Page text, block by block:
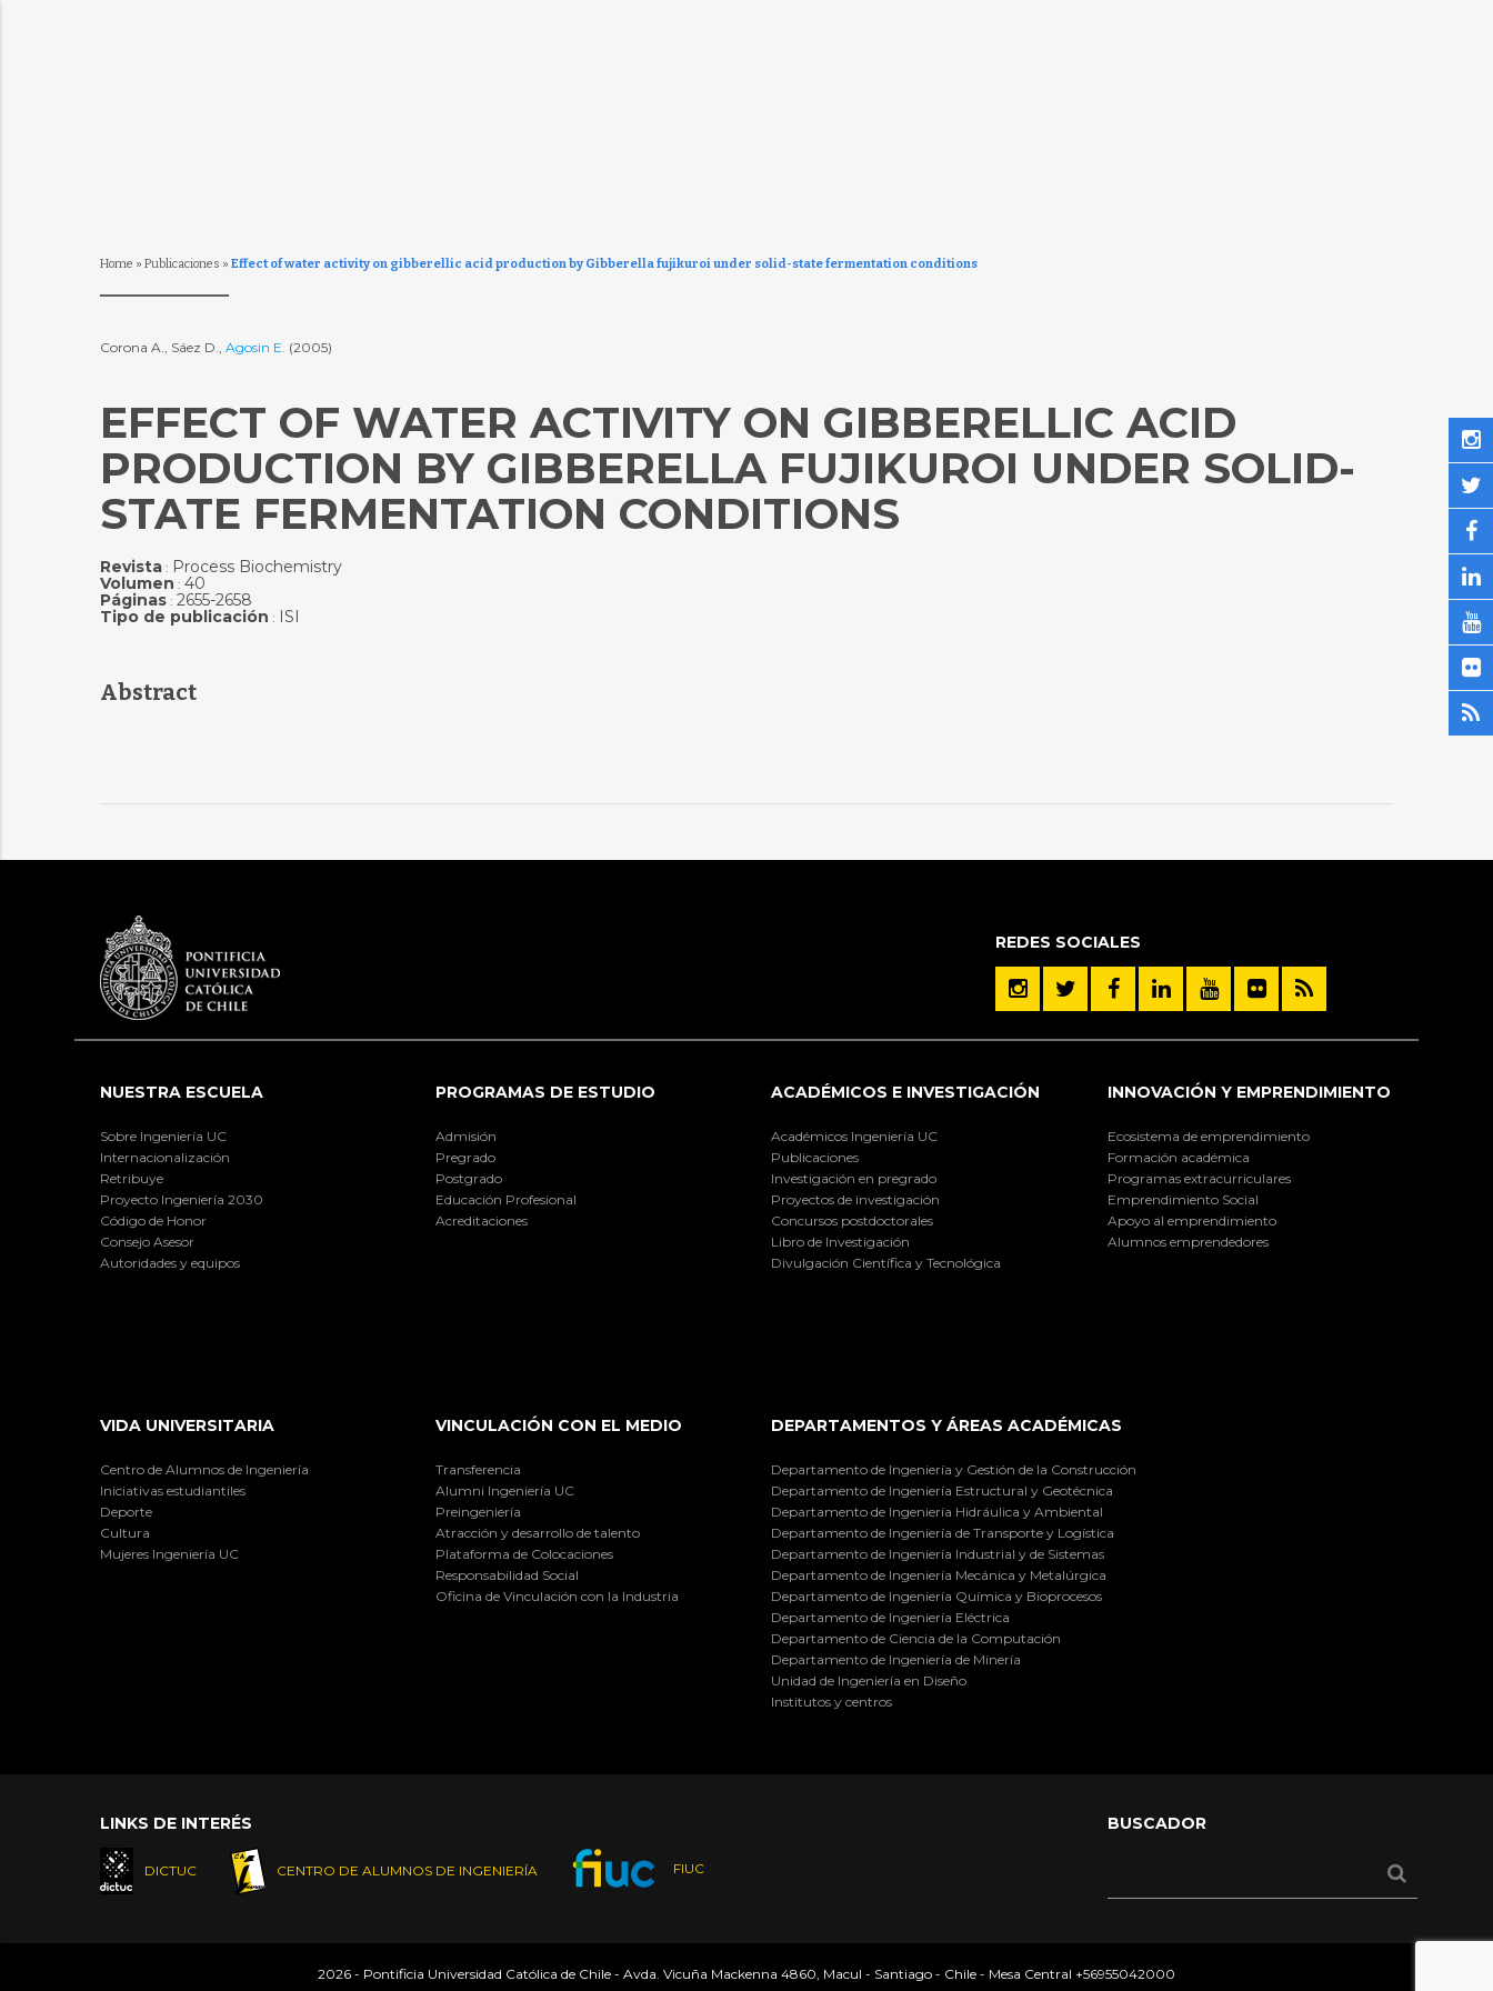
Home » Publicaciones » Effect of water activity on gibberellic acid production by Gibberella fujikuroi under solid-state fermentation conditions
Corona A., Sáez D., Agosin E. (2005)
EFFECT OF WATER ACTIVITY ON GIBBERELLIC ACID
PRODUCTION BY GIBBERELLA FUJIKUROI UNDER SOLID-
STATE FERMENTATION CONDITIONS
Revista: Process Biochemistry
Volumen : 40
Páginas: 2655-2658
Tipo de publicación : ISI
Abstract
REDES SOCIALES
NUESTRA ESCUELA
Sobre Ingeniería UC
Internacionalización
Retribuye
Proyecto Ingeniería 2030
Código de Honor
Consejo Asesor
Autoridades y equipos
PROGRAMAS DE ESTUDIO
Admisión
Pregrado
Postgrado
Educación Profesional
Acreditaciones
ACADÉMICOS E INVESTIGACIÓN
Académicos Ingeniería UC
Publicaciones
Investigación en pregrado
Proyectos de investigación
Concursos postdoctorales
Libro de Investigación
Divulgación Científica y Tecnológica
INNOVACIÓN Y EMPRENDIMIENTO
Ecosistema de emprendimiento
Formación académica
Programas extracurriculares
Emprendimiento Social
Apoyo al emprendimiento
Alumnos emprendedores
VIDA UNIVERSITARIA
Centro de Alumnos de Ingeniería
Iniciativas estudiantiles
Deporte
Cultura
Mujeres Ingeniería UC
VINCULACIÓN CON EL MEDIO
Transferencia
Alumni Ingeniería UC
Preingeniería
Atracción y desarrollo de talento
Plataforma de Colocaciones
Responsabilidad Social
Oficina de Vinculación con la Industria
DEPARTAMENTOS Y ÁREAS ACADÉMICAS
Departamento de Ingeniería y Gestión de la Construcción
Departamento de Ingeniería Estructural y Geotécnica
Departamento de Ingeniería Hidráulica y Ambiental
Departamento de Ingeniería de Transporte y Logística
Departamento de Ingeniería Industrial y de Sistemas
Departamento de Ingeniería Mecánica y Metalúrgica
Departamento de Ingeniería Química y Bioprocesos
Departamento de Ingeniería Eléctrica
Departamento de Ciencia de la Computación
Departamento de Ingeniería de Minería
Unidad de Ingeniería en Diseño
Institutos y centros
LINKS DE INTERÉS
DICTUC CENTRO DE ALUMNOS DE INGENIERÍA FIUC
BUSCADOR
2026 - Pontificia Universidad Católica de Chile - Avda. Vicuña Mackenna 4860, Macul - Santiago - Chile - Mesa Central +56955042000